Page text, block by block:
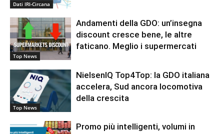
Dati IRI-Circana
Top News
Andamenti della GDO: un’insegna
discount cresce bene, le altre
faticano. Meglio i supermercati
Top News
NielsenIQ Top4Top: la GDO italiana
accelera, Sud ancora locomotiva
della crescita
Promo più intelligenti, volumi in